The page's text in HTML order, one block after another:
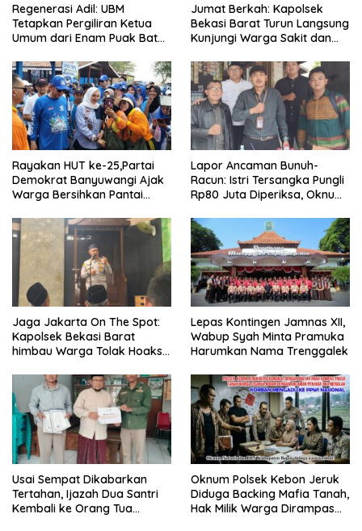
Regenerasi Adil: UBM
Tetapkan Pergiliran Ketua
Umum dari Enam Puak Batak
Jumat Berkah: Kapolsek
Bekasi Barat Turun Langsung
Kunjungi Warga Sakit dan
Rayakan HUT ke-25,Partai
Demokrat Banyuwangi Ajak
Warga Bersihkan Pantai
Lapor Ancaman Bunuh-
Racun: Istri Tersangka Pungli
Rp80 Juta Diperiksa, Oknum
Disdagperin
Jaga Jakarta On The Spot:
Kapolsek Bekasi Barat
himbau Warga Tolak Hoaks
Sholat Jumat
Lepas Kontingen Jamnas XII,
Wabup Syah Minta Pramuka
Harumkan Nama Trenggalek
Usai Sempat Dikabarkan
Tertahan, Ijazah Dua Santri
Kembali ke Orang Tua
Oknum Polsek Kebon Jeruk
Diduga Backing Mafia Tanah,
Hak Milik Warga Dirampas